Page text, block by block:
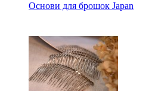
Основи для брошок Japan